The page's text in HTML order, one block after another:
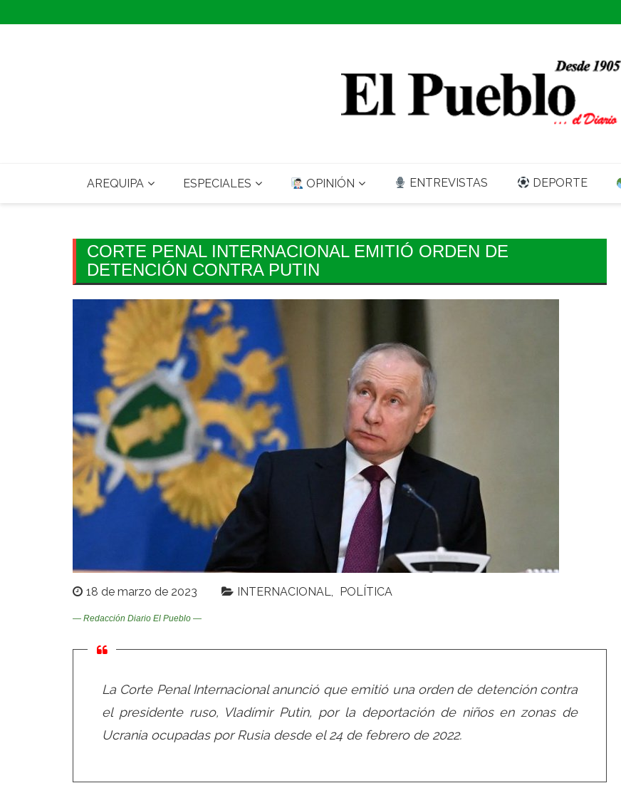
to
AREQUIPA ESPECIALES OPINIÓN ENTREVISTAS DEPORTE
CORTE PENAL INTERNACIONAL EMITIÓ ORDEN DE
DETENCIÓN CONTRA PUTIN
18 de marzo de 2023 INTERNACIONAL POLÍTICA
— Redacción Diario El Pueblo —
La Corte Penal Internacional anunció que emitió una orden de detención contra
el presidente ruso, Vladímir Putin, por la deportación de niños en zonas de
Ucrania ocupadas por Rusia desde el 24 de febrero de 2022.